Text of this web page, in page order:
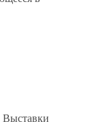
Выставки